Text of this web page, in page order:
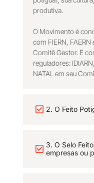
produtiva.
O Movimento é
com FIERN,
Comitê Gestor. E
reguladores:
NATAL em seu
2. O Feito
3. O Selo
empresas ou